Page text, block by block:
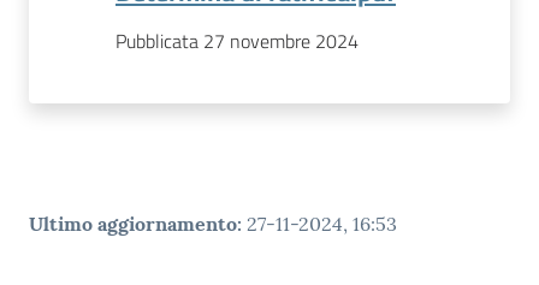
Pubblicata 27 novembre 2024
Ultimo aggiornamento: 27-11-2024, 16:53